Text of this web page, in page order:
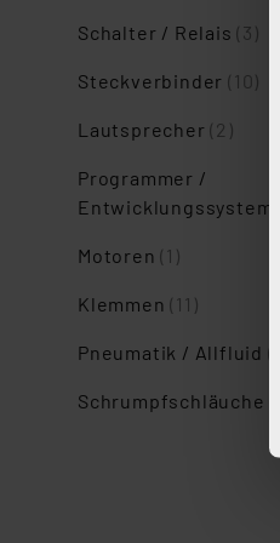
Schalter / Relais(3)
Steckverbinder(10)
Lautsprecher(2)
Programmer /
Entwicklungssysteme
Motoren(1)
Klemmen(11)
Pneumatik / Allfluid (1)
Schrumpfschläuche